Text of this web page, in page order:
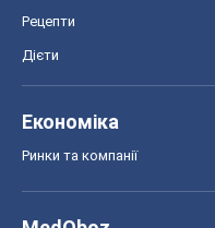
Рецепти
Дієти
Економіка
Ринки та компанії